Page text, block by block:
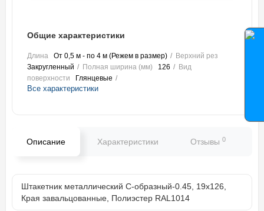
Общие характеристики
Длина От 0,5 м - по 4 м (Режем в размер)
Верхний рез
Закругленный
Полная ширина (мм) 126
Вид
поверхности
Глянцевые
Все характеристики
Описание Характеристики Отзывы 0
Штакетник металлический С-образный-0.45, 19х126,
Края завальцованные, Полиэстер RAL1014